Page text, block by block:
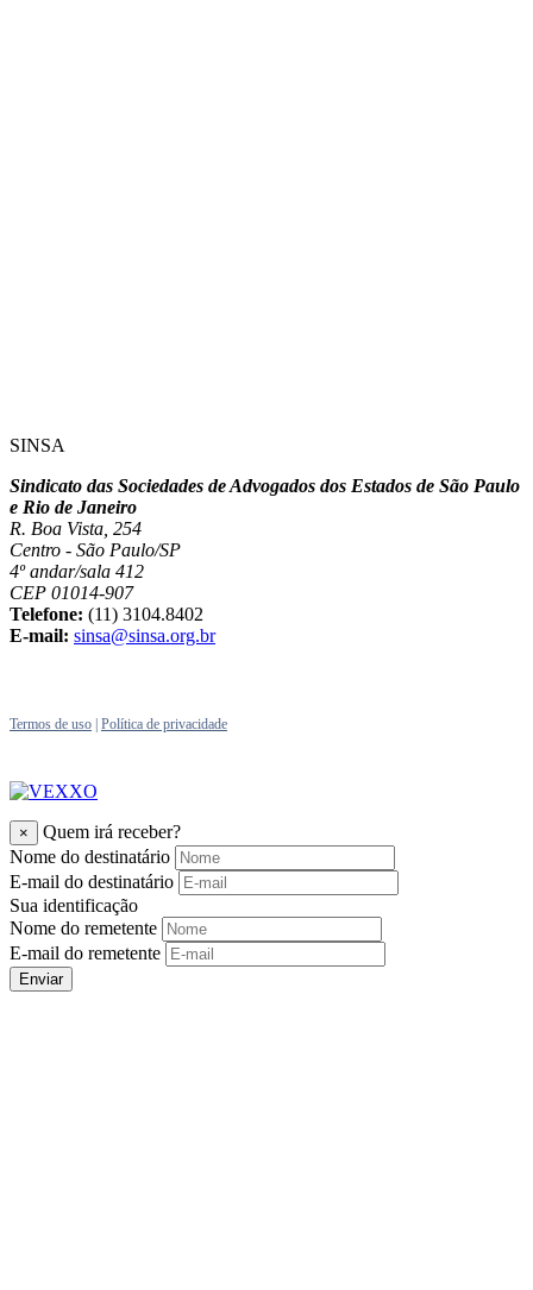
SINSA
Sindicato das Sociedades de Advogados dos Estados de São Paulo
e Rio de Janeiro
R. Boa Vista, 254
Centro - São Paulo/SP
4º andar/sala 412
CEP 01014-907
Telefone: (11) 3104.8402
E-mail: sinsa@sinsa.org.br
Termos de uso Política de privacidade
×
Quem irá receber?
Nome do destinatário
E-mail do destinatário
Sua identificação
Nome do remetente
E-mail do remetente
Enviar